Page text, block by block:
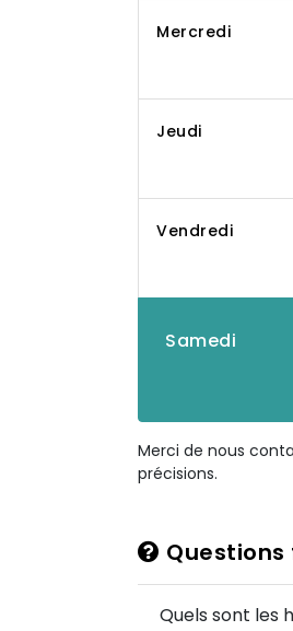
Mercredi
Jeudi
Vendredi
Samedi
Merci de nous
précisions.
Quels sont les